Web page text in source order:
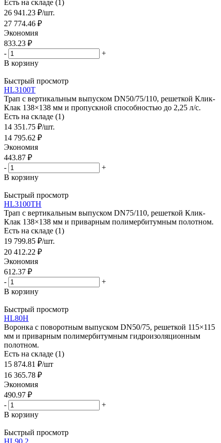
Есть на складе (1)
26 941.23 ₽/шт.
27 774.46 ₽
Экономия
833.23 ₽
-
+
В корзину
Быстрый просмотр
HL3100T
Трап с вертикальным выпуском DN50/75/110, решеткой Клик-
Клак 138×138 мм и пропускной способностью до 2,25 л/с.
Есть на складе (1)
14 351.75 ₽/шт.
14 795.62 ₽
Экономия
443.87 ₽
-
+
В корзину
Быстрый просмотр
HL3100TH
Трап с вертикальным выпуском DN75/110, решеткой Клик-
Клак 138×138 мм и приварным полимербитумным полотном.
Есть на складе (1)
19 799.85 ₽/шт.
20 412.22 ₽
Экономия
612.37 ₽
-
+
В корзину
Быстрый просмотр
HL80H
Воронка с поворотным выпуском DN50/75, решеткой 115×115
мм и приварным полимербитумным гидроизоляционным
полотном.
Есть на складе (1)
15 874.81 ₽/шт
16 365.78 ₽
Экономия
490.97 ₽
-
+
В корзину
Быстрый просмотр
HL90.2